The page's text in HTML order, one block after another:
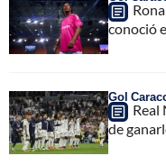
conoció
Gol
Real
de